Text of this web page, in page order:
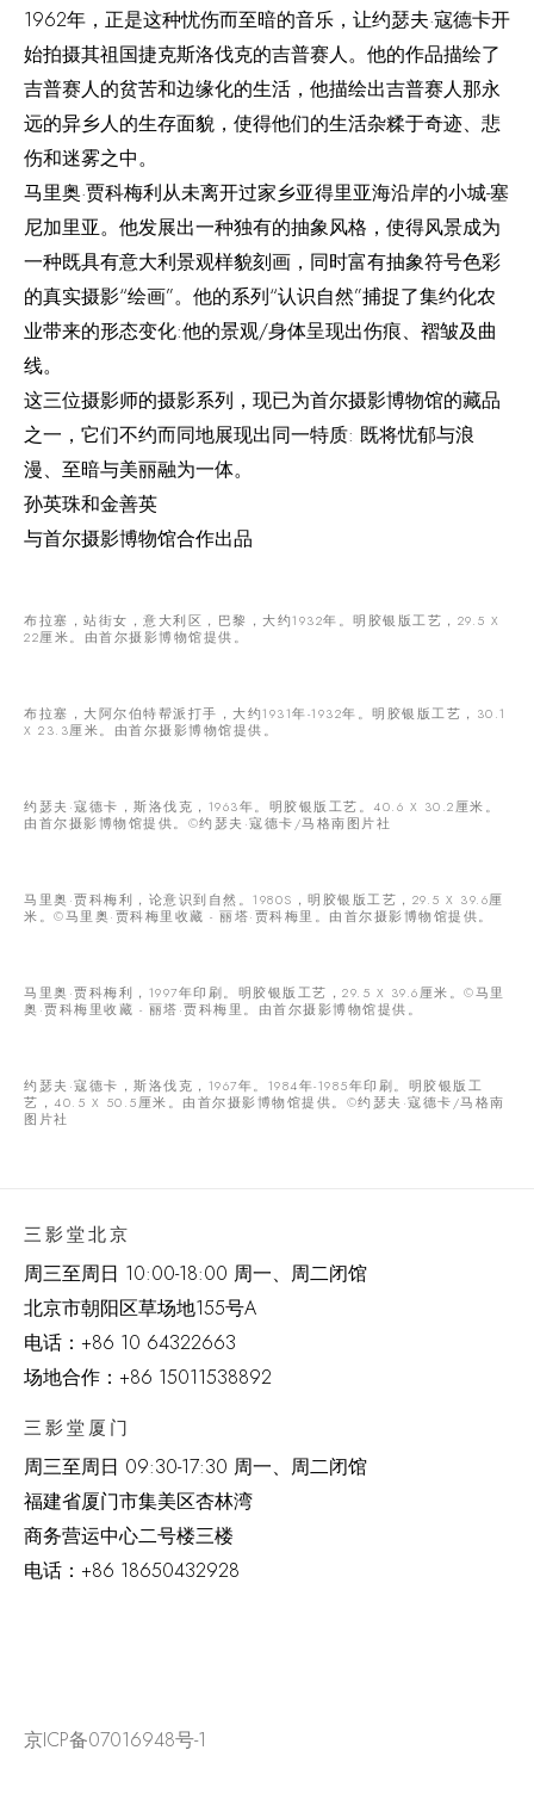
1962年，正是这种忧伤而至暗的音乐，让约瑟夫·寇德卡开
始拍摄其祖国捷克斯洛伐克的吉普赛人。他的作品描绘了
吉普赛人的贫苦和边缘化的生活，他描绘出吉普赛人那永
远的异乡人的生存面貌，使得他们的生活杂糅于奇迹、悲
伤和迷雾之中。
马里奥·贾科梅利从未离开过家乡亚得里亚海沿岸的小城-塞
尼加里亚。他发展出一种独有的抽象风格，使得风景成为
一种既具有意大利景观样貌刻画，同时富有抽象符号色彩
的真实摄影“绘画”。他的系列“认识自然”捕捉了集约化农
业带来的形态变化:他的景观/身体呈现出伤痕、褶皱及曲
线。
这三位摄影师的摄影系列，现已为首尔摄影博物馆的藏品
之一，它们不约而同地展现出同一特质: 既将忧郁与浪
漫、至暗与美丽融为一体。
孙英珠和金善英
与首尔摄影博物馆合作出品
布拉塞，站街女，意大利区，巴黎，大约1932年。明胶银版工艺，29.5 X
22厘米。由首尔摄影博物馆提供。
布拉塞，大阿尔伯特帮派打手，大约1931年-1932年。明胶银版工艺，30.1
X 23.3厘米。由首尔摄影博物馆提供。
约瑟夫·寇德卡，斯洛伐克，1963年。明胶银版工艺。40.6 X 30.2厘米。
由首尔摄影博物馆提供。©️约瑟夫·寇德卡/马格南图片社
马里奥·贾科梅利，论意识到自然。1980S，明胶银版工艺，29.5 X 39.6厘
米。©马里奥·贾科梅里收藏 - 丽塔·贾科梅里。由首尔摄影博物馆提供。
马里奥·贾科梅利，1997年印刷。明胶银版工艺，29.5 X 39.6厘米。©马里
奥·贾科梅里收藏 - 丽塔·贾科梅里。由首尔摄影博物馆提供。
约瑟夫·寇德卡，斯洛伐克，1967年。1984年-1985年印刷。明胶银版工
艺，40.5 X 50.5厘米。由首尔摄影博物馆提供。©️约瑟夫·寇德卡/马格南
图片社
三影堂北京
周三至周日 10:00-18:00 周一、周二闭馆
北京市朝阳区草场地155号A
电话： +86 10 64322663
场地合作：+86 15011538892
三影堂厦门
周三至周日 09:30-17:30 周一、周二闭馆
福建省厦门市集美区杏林湾
商务营运中心二号楼三楼
电话： +86 18650432928
京ICP备07016948号-1